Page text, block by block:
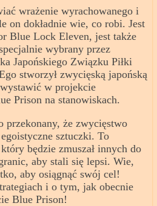
wrażenie wyrachowanego i
on dokładnie wie, co robi. Jest
Blue Lock Eleven, jest także
wybrany przez
Japońskiego Związku Piłki
stworzył zwycięską japońską
w projekcie
Prison na stanowiskach.
przekonany, że zwycięstwo
sztuczki. To
będzie zmuszał innych do
aby stali się lepsi. Wie,
aby osiągnąć swój cel!
i o tym, jak obecnie
Blue Prison!